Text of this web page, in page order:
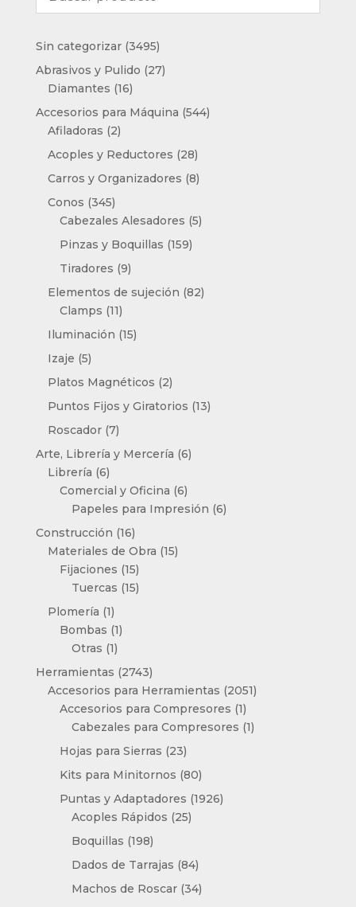
Sin categorizar 34953495
productos
Abrasivos y Pulido 2727
Diamantes 1616
productos
Accesorios para Máquina 544544
Afiladoras 22
productos
Acoples y Reductores 2828
productos
Carros y Organizadores 88
Conos 345345
productos
Cabezales Alesadores 55
Pinzas y Boquillas 159159
Tiradores 99
productos
Elementos de sujeción 8282
Clamps 1111
productos
Iluminación 1515
Izaje 55
productos
Platos Magnéticos 22
productos
Puntos Fijos y Giratorios 1313
Roscador 77
productos
Arte, Librería y Mercería 66
Librería 66
productos
Comercial y Oficina 66
productos
Papeles para Impresión 66
Construcción 1616
productos
Materiales de Obra 1515
Fijaciones 1515
productos
Tuercas 1515
Plomería 11
producto
Bombas 11
Otras 11
producto
Herramientas 27432743
productos
Accesorios para Herramientas 20512051
Accesorios para Compresores 11
producto
Cabezales para Compresores 11
Hojas para Sierras 2323
productos
Kits para Minitornos 8080
productos
Puntas y Adaptadores 19261926
Acoples Rápidos 2525
Boquillas 198198
productos
Dados de Tarrajas 8484
productos
Machos de Roscar 3434